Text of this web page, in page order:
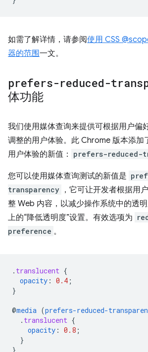
如需了解详情，请参阅使用 CSS
器的范围一文。
prefers-reduced-
体功能
我们使用媒体查询来提供可根据用户偏
调整的用户体验。此 Chrome 版本添加
用户体验的新值：
prefers-reduced-
您可以使用媒体查询测试的新值是
transparency ，它可让开发者根据用
整 Web 内容，以减少操作系统中的透
上的“降低透明度”设置。有效选项为
preference 。
. translucent {
opacity : 0.4 ;
}
@media (prefers-reduced-
. translucent {
opacity : 0.8 ;
}
}